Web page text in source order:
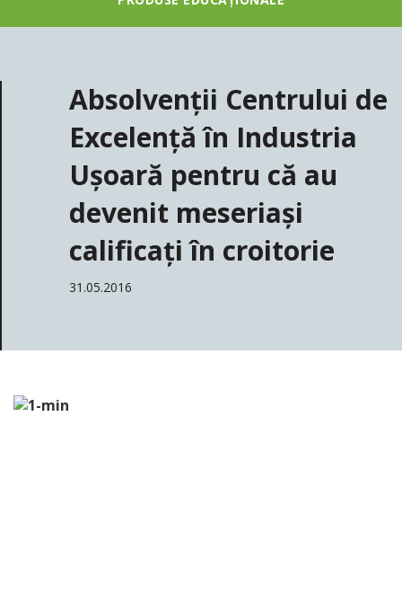
Absolvenții Centrului de
Excelență în Industria
Ușoară pentru că au
devenit meseriași
calificați în croitorie
31.05.2016